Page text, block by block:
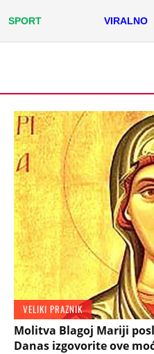
SPORT VIRALNO
VELIKI PRAZNIK
Molitva Blagoj Mariji
Danas izgovorite ove